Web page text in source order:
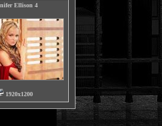
Ellison 4
1920x1200